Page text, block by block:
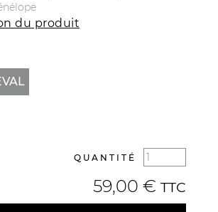
du produit
QUANTITÉ
59,00 € TTC